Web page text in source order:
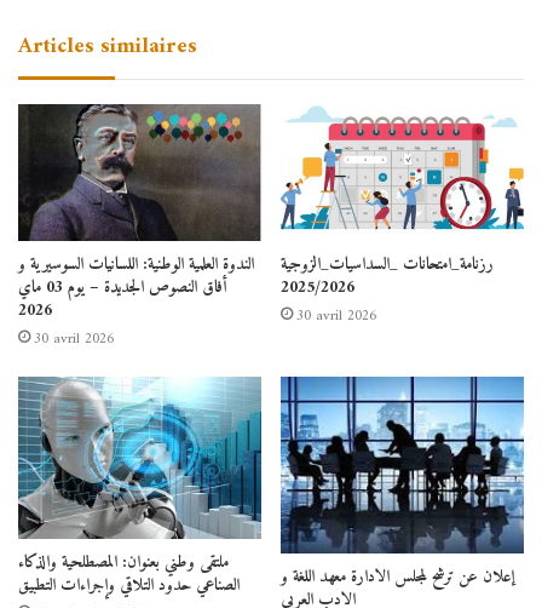
Articles similaires
الندوة العلمية الوطنية: اللسانيات السوسيرية و
أفاق النصوص الجديدة – يوم 03 ماي
2026
30 avril 2026
رزنامة_امتحانات _السداسيات_الزوجية
2025/2026
30 avril 2026
ملتقى وطني بعنوان: المصطلحية والذكاء
الصناعي حدود التلاقي وإجراءات التطبيق إعلان عن ترشح لمجلس الادارة معهد اللغة و
الادب العربي